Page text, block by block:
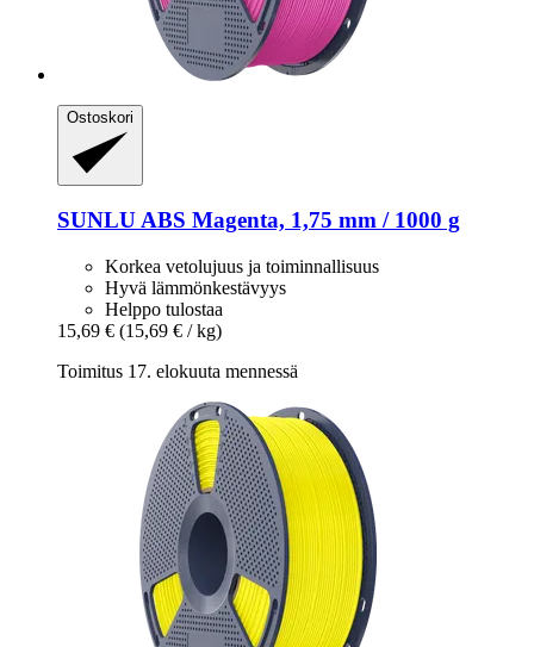
Ostoskori
SUNLUABS Magenta, 1,75 mm / 1000 g
Korkea vetolujuus ja toiminnallisuus
Hyvä lämmönkestävyys
Helppo tulostaa
15,69 € (15,69 € / kg)
Toimitus 17. elokuuta mennessä